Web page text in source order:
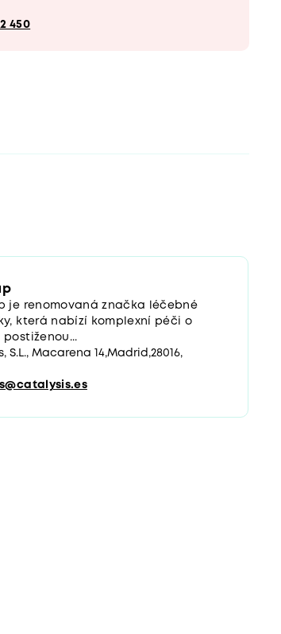
450
je renomovaná značka léčebné
která nabízí komplexní péči o
postiženou...
S.L., Macarena 14,Madrid,28016,